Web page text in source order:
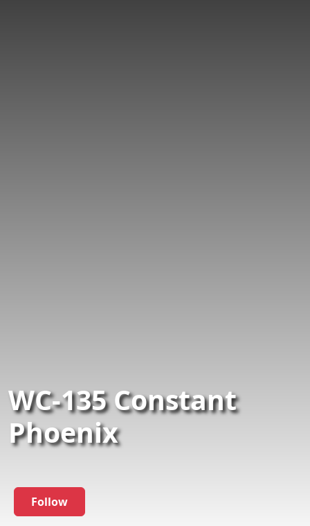
WC-135 Constant
Phoenix
Follow